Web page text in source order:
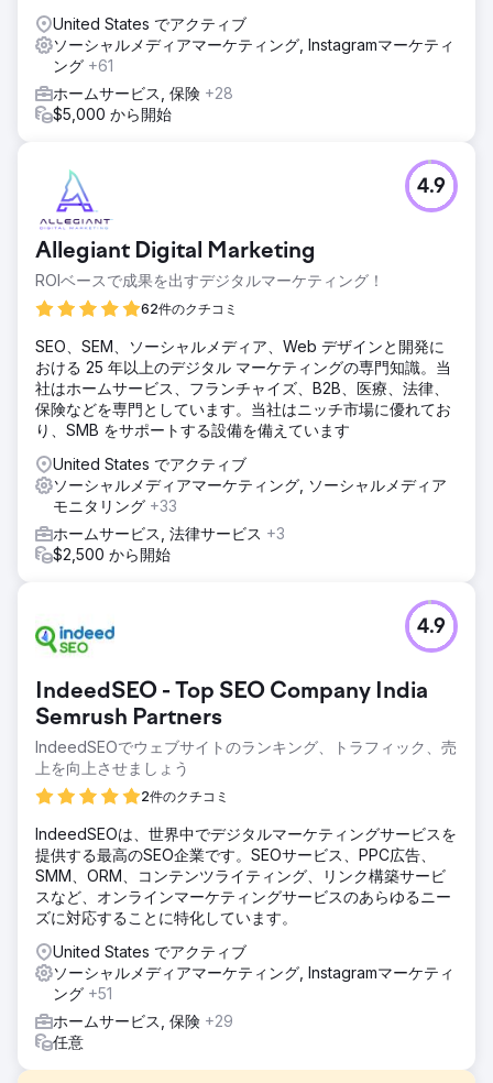
United States でアクティブ
ソーシャルメディアマーケティング, Instagramマーケティ
ング +61
ホームサービス, 保険 +28
$5,000 から開始
Allegiant Digital Marketing
ROIベースで成果を出すデジタルマーケティング！
62件のクチコミ
4.9
SEO、SEM、ソーシャルメディア、Web デザインと開発に
おける 25 年以上のデジタル マーケティングの専門知識。当
社はホームサービス、フランチャイズ、B2B、医療、法律、
保険などを専門としています。当社はニッチ市場に優れてお
り、SMB をサポートする設備を備えています
United States でアクティブ
ソーシャルメディアマーケティング, ソーシャルメディア
モニタリング +33
ホームサービス, 法律サービス +3
$2,500 から開始
IndeedSEO - Top SEO Company India
Semrush Partners
IndeedSEOでウェブサイトのランキング、トラフィック、売
上を向上させましょう
2件のクチコミ
4.9
IndeedSEOは、世界中でデジタルマーケティングサービスを
提供する最高のSEO企業です。SEOサービス、PPC広告、
SMM、ORM、コンテンツライティング、リンク構築サービ
スなど、オンラインマーケティングサービスのあらゆるニー
ズに対応することに特化しています。
United States でアクティブ
ソーシャルメディアマーケティング, Instagramマーケティ
ング +51
ホームサービス, 保険 +29
任意